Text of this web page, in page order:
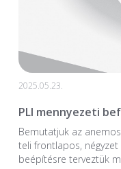
2025.05.23.
PLI mennyezeti
Bemutatjuk az
teli frontlapos,
beépítésre terveztük